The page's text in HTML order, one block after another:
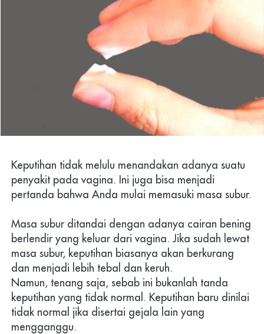
Keputihan tidak melulu menandakan adanya suatu
penyakit pada vagina. Ini juga bisa menjadi
pertanda bahwa Anda mulai memasuki masa subur.
Masa subur ditandai dengan adanya cairan bening
berlendir yang keluar dari vagina. Jika sudah lewat
masa subur, keputihan biasanya akan berkurang
dan menjadi lebih tebal dan keruh.
Namun, tenang saja, sebab ini bukanlah tanda
keputihan yang tidak normal. Keputihan baru dinilai
tidak normal jika disertai gejala lain yang
mengganggu.